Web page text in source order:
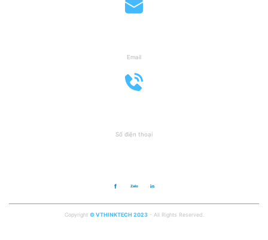
Email
Số điện thoại
Copyright © VTHINKTECH 2023- All Rights Reserved.